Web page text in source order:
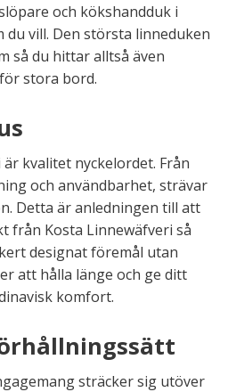
och kökshandduk i
du vill. Den största linneduken
så du hittar alltså även
stora bord.
kvalitet nyckelordet. Från
och användbarhet, strävar
Detta är anledningen till att
från Kosta Linnewäfveri så
designat föremål utan
att hålla länge och ge ditt
komfort.
sträcker sig utöver